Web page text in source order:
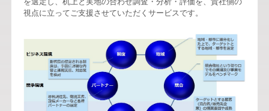
視点に立ってご支援させていただくサービスです。